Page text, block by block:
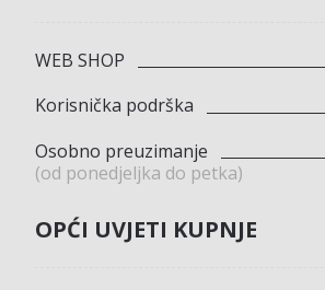
WEB SHOP
Korisnička podrška
Osobno preuzimanje
(od ponedjeljka do petka)
OPĆI UVJETI KUPNJE